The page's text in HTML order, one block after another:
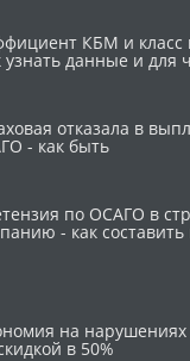
КБМ и класс
узнать данные и для
отказала в
- как быть
по ОСАГО в
- как
на
в 50%